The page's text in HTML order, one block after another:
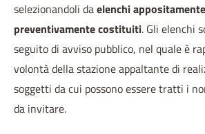
selezionandoli daelenchi
preventivamente costituiti. Gli elenchi
seguito di avviso pubblico, nel quale è
volontà della stazione appaltante di
soggetti da cui possono essere tratti i
da invitare.